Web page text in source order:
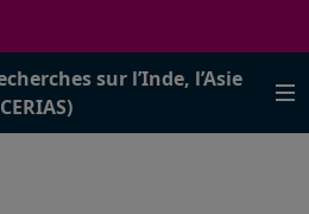
sur l’Inde, l’Asie